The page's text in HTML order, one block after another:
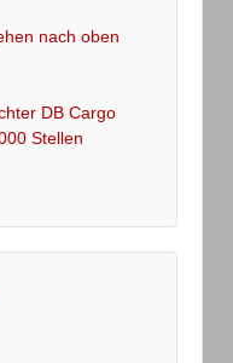
nach oben
DB Cargo
Stellen